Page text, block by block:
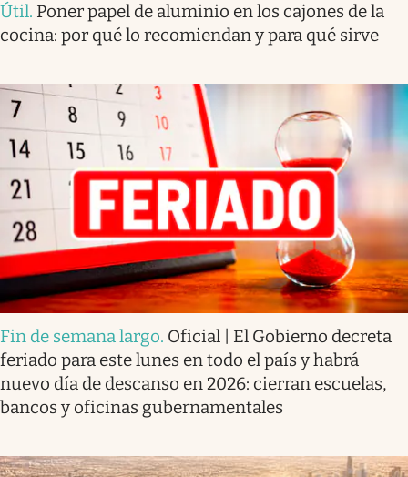
Útil. Poner papel de aluminio en los cajones de la
cocina: por qué lo recomiendan y para qué sirve
Fin de semana largo. Oficial | El Gobierno decreta
feriado para este lunes en todo el país y habrá
nuevo día de descanso en 2026: cierran escuelas,
bancos y oficinas gubernamentales